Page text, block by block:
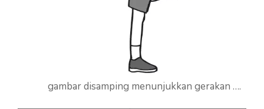
gambar disamping menunjukkan gerakan ….